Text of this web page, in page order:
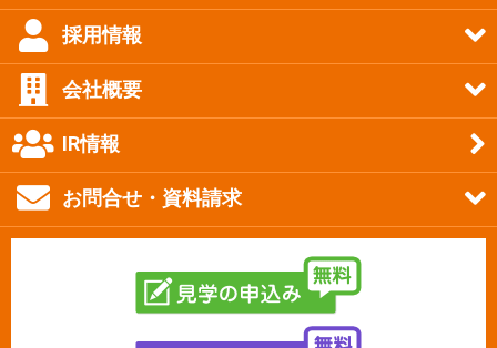
採用情報
会社概要
IR情報
お問合せ・資料請求